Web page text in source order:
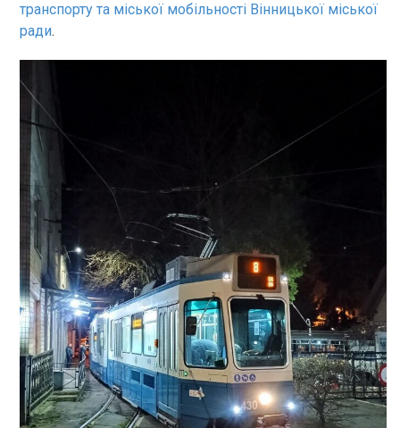
транспорту та міської мобільності Вінницької міської
ради.